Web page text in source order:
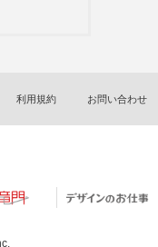
利用規約 お問い合わせ